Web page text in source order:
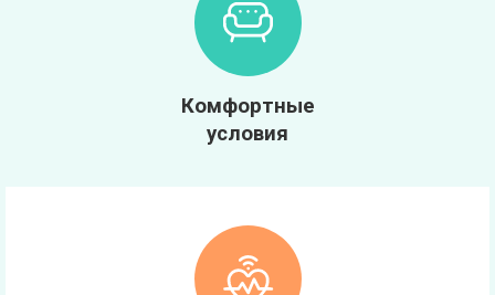
Комфортные
условия